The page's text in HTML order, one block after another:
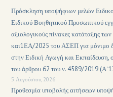
Πρόσκληση υποψήφιων μελών
Ειδικού Βοηθητικού Προσωπικού
αξιολογικούς πίνακες κατάταξης
και1ΕΑ/2025 του ΑΣΕΠ για μόνιμο
στην Ειδική Αγωγή και Εκπαίδευση,
του άρθρου 62 του ν. 4589/2019
5 Αυγούστου, 2026
Προθεσμία υποβολής αιτήσεων